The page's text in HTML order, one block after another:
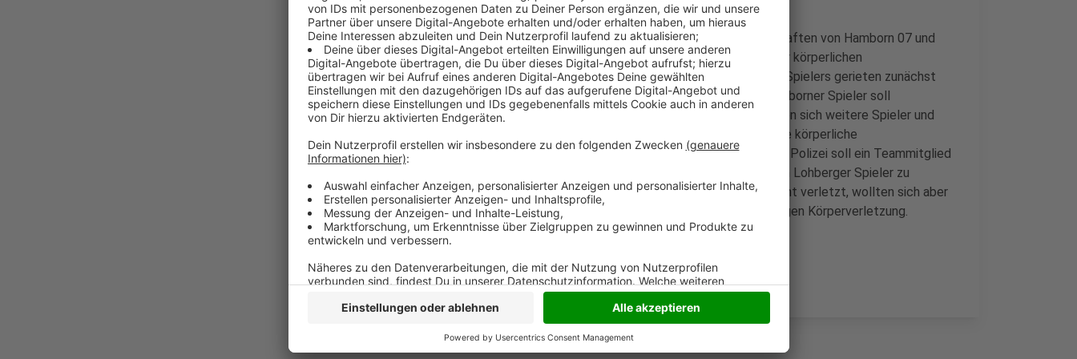
Bei einem Kreisliga-C-Fußballspiel zwischen den dritten Mannschaften von Hamborn 07 und
RWS Lohberg kam es am Sonntagmittag in Röttgersbach zu einer körperlichen
Auseinandersetzung. Nach einem Körpereinsatz eines Lohberger Spielers gerieten zunächst
zwei Akteure aneinander. Die Situation eskalierte schnell: Ein Hamborner Spieler soll
mindestens zwei Lohberger angegriffen haben. Daraufhin mischten sich weitere Spieler und
Zuschauer ein - aus dem anfänglichen Streit entwickelte sich eine körperliche
Auseinandersetzung mit mehreren Beteiligten. Nach Angaben der Polizei soll ein Teammitglied
der Hamborner versucht haben, einen bereits am Boden liegenden Lohberger Spieler zu
treten. Das Spiel wurde abgebrochen. Vier Personen wurden leicht verletzt, wollten sich aber
nicht vor Ort behandeln lassen. Die Polizei Duisburg ermittelt wegen Körperverletzung.
Anzeige